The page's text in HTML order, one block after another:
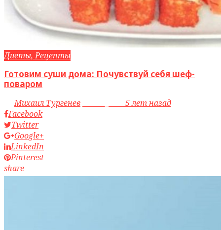
Диеты, Рецепты
Готовим суши дома: Почувствуй себя шеф-
поваром
byМихаил Тургенев
5 лет назад
Facebook
Twitter
Google+
LinkedIn
Pinterest
share